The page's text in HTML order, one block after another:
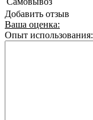
Добавить отзыв
Ваша оценка:
Опыт использования: